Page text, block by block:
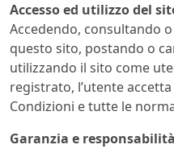
Accesso ed utilizzo del
Accedendo, consultando
questo sito, postando o
utilizzando il sito come
registrato, l’utente
Condizioni e tutte le
Garanzia e